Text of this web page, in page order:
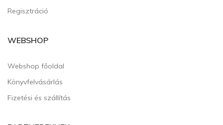
Regisztráció
WEBSHOP
Webshop főoldal
Könyvfelvásárlás
Fizetési és szállítás